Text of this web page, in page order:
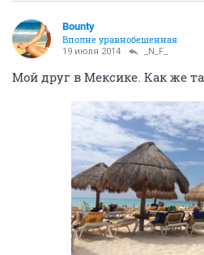
Bounty
Вполне уравнобешенная
19 июля 2014 _N_F_
Мой друг в Мексике. Как же